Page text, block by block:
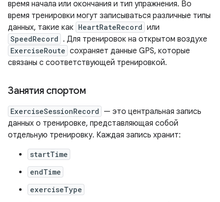
время начала или окончания и тип упражнения. Во
время тренировки могут записываться различные типы
данных, такие как HeartRateRecord или
SpeedRecord . Для тренировок на открытом воздухе
ExerciseRoute сохраняет данные GPS, которые
связаны с соответствующей тренировкой.
Занятия спортом
ExerciseSessionRecord — это центральная запись
данных о тренировке, представляющая собой
отдельную тренировку. Каждая запись хранит:
startTime
endTime
exerciseType